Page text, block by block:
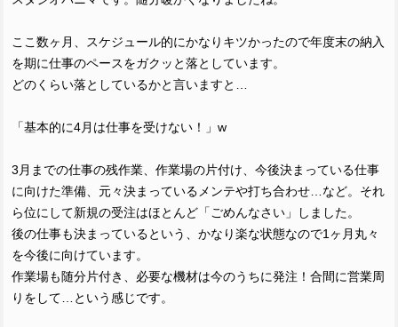
ここ数ヶ月、スケジュール的にかなりキツかったので年度末の納入
を期に仕事のペースをガクッと落としています。
どのくらい落としているかと言いますと…
「基本的に4月は仕事を受けない！」w
3月までの仕事の残作業、作業場の片付け、今後決まっている仕事
に向けた準備、元々決まっているメンテや打ち合わせ…など。それ
ら位にして新規の受注はほとんど「ごめんなさい」しました。
後の仕事も決まっているという、かなり楽な状態なので1ヶ月丸々
を今後に向けています。
作業場も随分片付き、必要な機材は今のうちに発注！合間に営業周
りをして…という感じです。